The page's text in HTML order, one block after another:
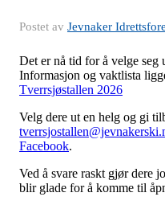
Postet av Jevnaker
Det er nå tid for å velge
Informasjon og vaktlista
Tverrsjøstallen 2026
Velg dere ut en helg og gi
Facebook.
Ved å svare raskt gjør dere
blir glade for å komme til